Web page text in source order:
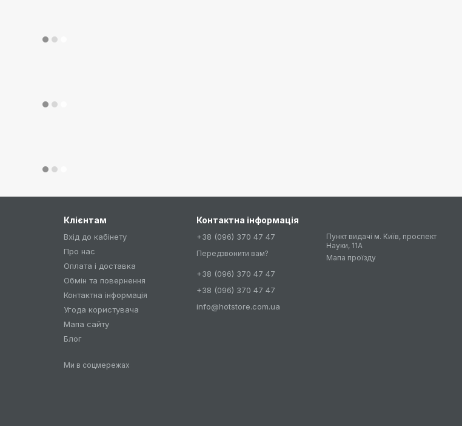
Клієнтам
Вхід до кабінету
Про нас
Оплата і доставка
Обмін та повернення
Контактна інформація
Угода користувача
Мапа сайту
Блог
Ми в соцмережах
Контактна інформація
+38 (096) 370 47 47
Передзвонити вам?
+38 (096) 370 47 47
+38 (096) 370 47 47
info@hotstore.com.ua
Пункт видачі м. Київ, проспект
Науки, 11А
Мапа проїзду